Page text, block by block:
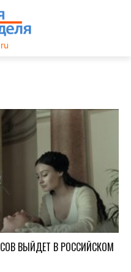
ВЫЙДЕТ В РОССИЙСКОМ